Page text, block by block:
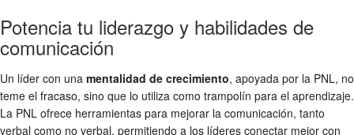
Potencia tu liderazgo y habilidades de
comunicación
Un líder con una mentalidad de crecimiento, apoyada por la PNL, no
teme el fracaso, sino que lo utiliza como trampolín para el aprendizaje.
La PNL ofrece herramientas para mejorar la comunicación, tanto
verbal como no verbal, permitiendo a los líderes conectar mejor con